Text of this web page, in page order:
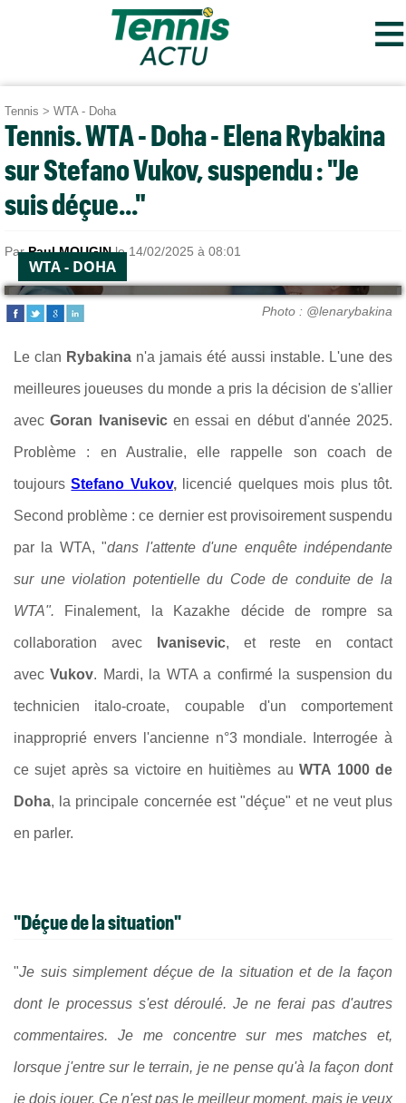
≡
Tennis > WTA - Doha
Tennis. WTA - Doha - Elena Rybakina
sur Stefano Vukov, suspendu : "Je
suis déçue..."
ParPaul MOUGINle 14/02/2025 à 08:01
WTA - DOHA
Photo : @lenarybakina
Le clan Rybakina n'a jamais été aussi instable. L'une des
meilleures joueuses du monde a pris la décision de s'allier
avecGoran Ivanisevicen essai en début d'année 2025.
Problème : en Australie, elle rappelle son coach de
toujoursStefano Vukov, licencié quelques mois plus tôt.
Second problème :ce dernier est provisoirement suspendu
par la WTA, "dans l'attente d'une enquête indépendante
sur une violation potentielle du Code de conduite de la
WTA". Finalement, la Kazakhe décide de rompre sa
collaboration avec Ivanisevic, et reste en contact
avecVukov. Mardi, la WTA a confirmé la suspension du
technicien italo-croate, coupable d'un comportement
inapproprié envers l'ancienne n°3 mondiale. Interrogée à
ce sujet après sa victoire en huitièmes auWTA 1000 de
Doha, la principale concernée est "déçue" et ne veut plus
en parler.
"Déçue de la situation"
"Je suis simplement déçue de la situation et de la façon
dont le processus s'est déroulé. Je ne ferai pas d'autres
commentaires. Je me concentre sur mes matches et,
lorsque j'entre sur le terrain, je ne pense qu'à la façon dont
je dois jouer. Ce n'est pas le meilleur moment, mais je veux